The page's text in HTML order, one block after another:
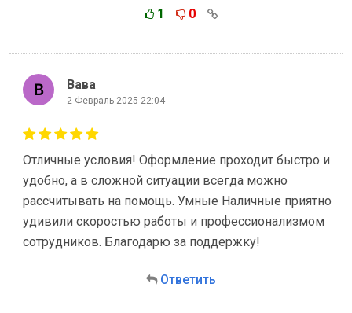
1 0
Вава
2 Февраль 2025 22:04
Отличные условия! Оформление проходит быстро и
удобно, а в сложной ситуации всегда можно
рассчитывать на помощь. Умные Наличные приятно
удивили скоростью работы и профессионализмом
сотрудников. Благодарю за поддержку!
Ответить